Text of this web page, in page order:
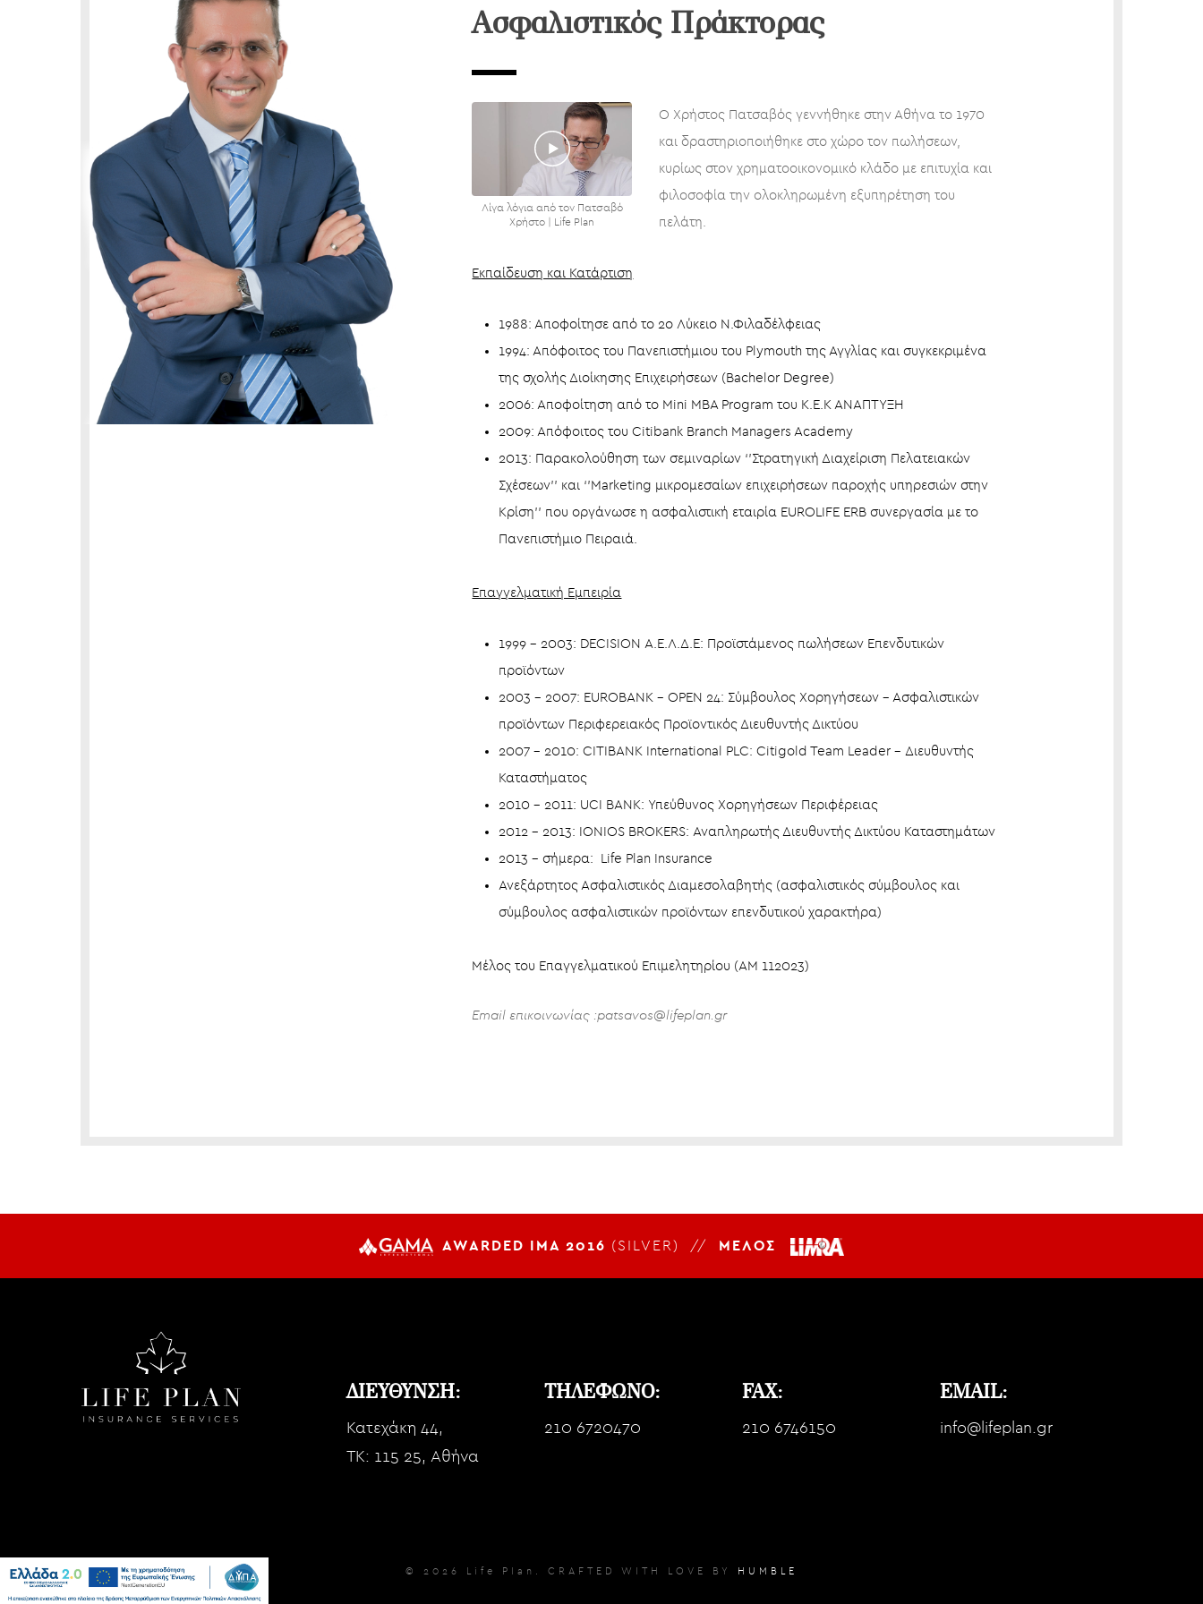
Ασφαλιστικός Πράκτορας
Λίγα λόγια από τον Πατσαβό
Χρήστο | Life Plan
Ο Χρήστος Πατσαβός γεννήθηκε στην Αθήνα το 1970
και δραστηριοποιήθηκε στο χώρο τον πωλήσεων,
κυρίως στον χρηματοοικονομικό κλάδο με επιτυχία και
φιλοσοφία την ολοκληρωμένη εξυπηρέτηση του
πελάτη.
Εκπαίδευση και Κατάρτιση
1988: Αποφοίτησε από το 2o Λύκειο Ν.Φιλαδέλφειας
1994: Απόφοιτος του Πανεπιστήμιου του Plymouth της Αγγλίας και συγκεκριμένα
της σχολής Διοίκησης Επιχειρήσεων (Bachelor Degree)
2006: Αποφοίτηση από το Μini MBA Program του Κ.Ε.Κ ΑΝΑΠΤΥΞΗ
2009: Απόφοιτος του Citibank Branch Managers Academy
2013: Παρακολούθηση των σεμιναρίων ‘’Στρατηγική Διαχείριση Πελατειακών
Σχέσεων’’ και ‘’Marketing μικρομεσαίων επιχειρήσεων παροχής υπηρεσιών στην
Κρίση’’ που οργάνωσε η ασφαλιστική εταιρία EUROLIFE ERB συνεργασία με το
Πανεπιστήμιο Πειραιά.
Επαγγελματική Εμπειρία
1999 – 2003: DECISION Α.Ε.Λ.Δ.Ε: Προϊστάμενος πωλήσεων Επενδυτικών
προϊόντων
2003 – 2007: EUROBANK – OPEN 24: Σύμβουλος Χορηγήσεων – Ασφαλιστικών
προϊόντων Περιφερειακός Προϊοντικός Διευθυντής Δικτύου
2007 – 2010: CITIBANK International PLC: Citigold Team Leader – Διευθυντής
Καταστήματος
2010 – 2011: UCI BANK: Υπεύθυνος Χορηγήσεων Περιφέρειας
2012 – 2013: IONIOS BROKERS: Αναπληρωτής Διευθυντής Δικτύου Καταστημάτων
2013 – σήμερα: Life Plan Insurance
Ανεξάρτητος Ασφαλιστικός Διαμεσολαβητής (ασφαλιστικός σύμβουλος και
σύμβουλος ασφαλιστικών προϊόντων επενδυτικού χαρακτήρα)
Μέλος του Επαγγελματικού Επιμελητηρίου (ΑΜ 112023)
Email επικοινωνίας :patsavos@lifeplan.gr
AWARDED IMA 2016 (SILVER) // ΜΕΛΟΣ
ΔΙΕΥΘΥΝΣΗ:
Κατεχάκη 44,
TK: 115 25, Αθήνα
ΤΗΛΕΦΩΝΟ:
210 6720470
FAX:
210 6746150
EMAIL:
info@lifeplan.gr
© 2026 Life Plan. CRAFTED WITH LOVE BY HUMBLE